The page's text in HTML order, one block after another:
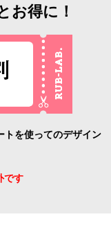
お得に！
トを使ってのデザイン
です